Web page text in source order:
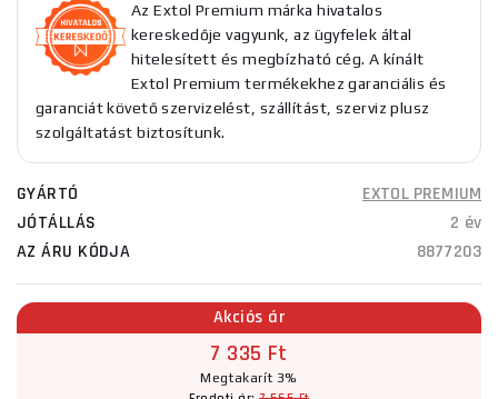
Az Extol Premium márka hivatalos
kereskedője vagyunk, az ügyfelek által
hitelesített és megbízható cég. A kínált
Extol Premium termékekhez garanciális és
garanciát követő szervizelést, szállítást, szerviz plusz
szolgáltatást biztosítunk.
GYÁRTÓ
EXTOL PREMIUM
JÓTÁLLÁS
2 év
AZ ÁRU KÓDJA
8877203
Akciós ár
7 335 Ft
Megtakarít 3%